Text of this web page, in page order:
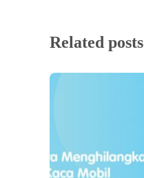
Related posts